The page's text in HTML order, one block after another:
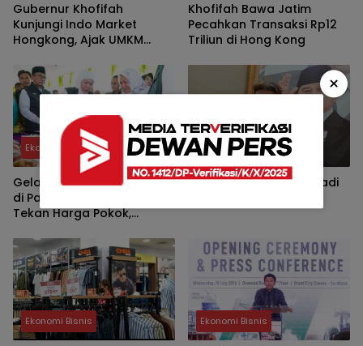
Gubernur Khofifah
Kunjungi Indo Market
Hongkong, Ajak UMKM
Dunia
Khofifah Bawa Jatim
Pecahkan Transaksi Rp12
Triliun di Hong Kong
Ekonomi Bisnis
Gelar Pasar Murah ke-84
di Pamekasan, Khofifah:
Tekan Harga Pokok,
UMKM
Daerah
Benjamin Yakin KDMP Jadi
Ekonomi Bisnis Ekonomi Bisnis
×